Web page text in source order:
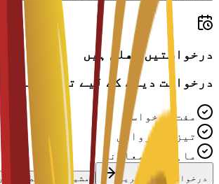
درخواستیں کھلی ہیں
درخواست دینے کے لیے تیار ہیں؟
مفت درخواست
تیز کارروائی
ماہرانہ معاونت
درخواست شروع کریں مشیر سے رابطہ کریں